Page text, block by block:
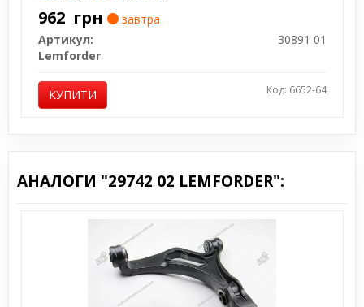
962 грн
завтра
Артикул:
30891 01
Lemforder
КУПИТИ Код: 6652-64
АНАЛОГИ "29742 02 LEMFORDER":